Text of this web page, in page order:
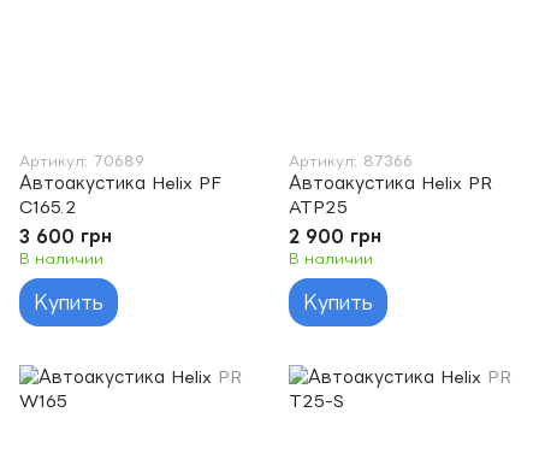
Артикул: 70689
Автоакустика Helix PF
C165.2
3 600 грн
В наличии
Купить
Артикул: 87366
Автоакустика Helix PR
ATP25
2 900 грн
В наличии
Купить